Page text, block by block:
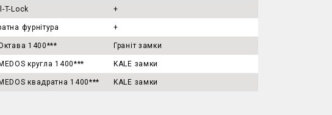
T-Lock +
фурнітура +
1400*** Граніт замки
кругла 1400*** KALE замки
квадратна 1400*** KALE замки